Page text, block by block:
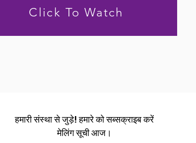
Click To Watch
हमारी संस्था से जुड़े! हमारे को सब्सक्राइब करें
मेलिंग सूची आज।